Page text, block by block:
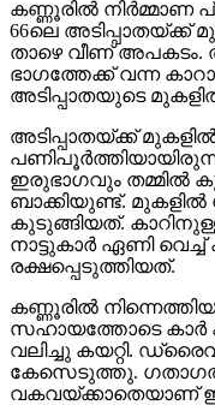
കണ്ണൂരില്‍ നിര്‍മ്മാണ
66ലെ അടിപ്പാതയ്ക്ക്
താഴെ വീണ് അപകടം.
ഭാഗത്തേക്ക് വന്ന
അടിപ്പാതയുടെ
അടിപ്പാതയ്ക്ക് മുകളില്‍
ഇരുഭാഗവും തമ്മില്‍
ബാക്കിയുണ്ട്. മുകളില്‍
കുടുങ്ങിയത്.
നാട്ടുകാര്‍ ഏണി
രക്ഷപ്പെടുത്തിയത്.
കണ്ണൂരില്‍
സഹായത്തോടെ കാര്‍
വലിച്ചു കയറ്റി.
കേസെടുത്തു.
വകവയ്ക്കാതെയാണ്